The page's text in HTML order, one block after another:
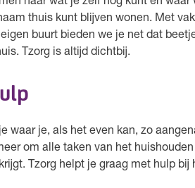
thuis kunt blijven wonen. Met
buurt bieden we je net dat
Tzorg is altijd dichtbij.
waar je, als het even kan, zo
om alle taken van het
Tzorg helpt je graag met hulp bij